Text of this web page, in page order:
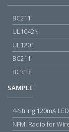
BC211
UL1042N
UL1201
BC211
BC313
SAMPLE
4-String 120mA
NFMI Radio for